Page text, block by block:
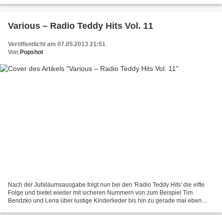
Various – Radio Teddy Hits Vol. 11
Veröffentlicht am 07.05.2013 21:51
Von Popshot
Nach der Jubiläumsausgabe folgt nun bei den 'Radio Teddy Hits' die elfte
Folge und bietet wieder mit sicheren Nummern von zum Beispiel Tim
Bendzko und Lena über lustige Kinderlieder bis hin zu gerade mal eben